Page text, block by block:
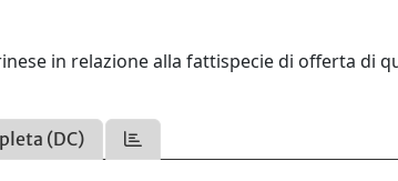
in relazione alla fattispecie di offerta di
(DC)